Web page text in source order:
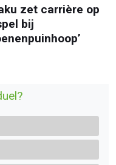
zet carrière op
bij